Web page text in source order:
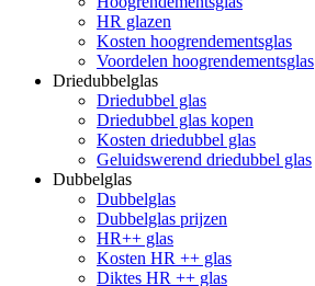
HR glazen
Kosten hoogrendementsglas
Voordelen hoogrendementsglas
Driedubbelglas
Driedubbel glas
Driedubbel glas kopen
Kosten driedubbel glas
Geluidswerend driedubbel glas
Dubbelglas
Dubbelglas
Dubbelglas prijzen
HR++ glas
Kosten HR ++ glas
Diktes HR ++ glas